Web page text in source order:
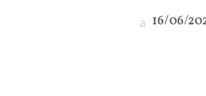
16/06/